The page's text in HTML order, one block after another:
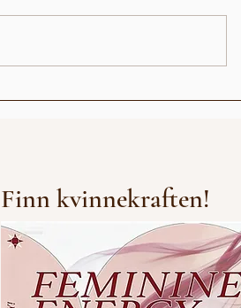
Michael
Finn kvinnekraften!